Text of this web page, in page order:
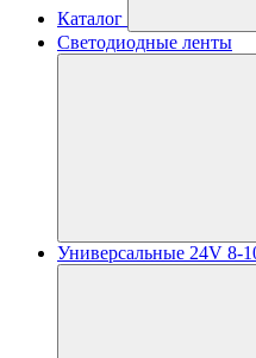
Каталог
Светодиодные ленты
Универсальные 24V 8-